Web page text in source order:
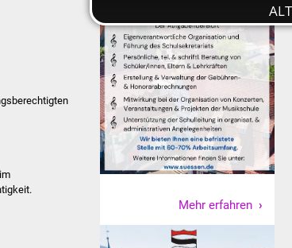
Mehr erfahren